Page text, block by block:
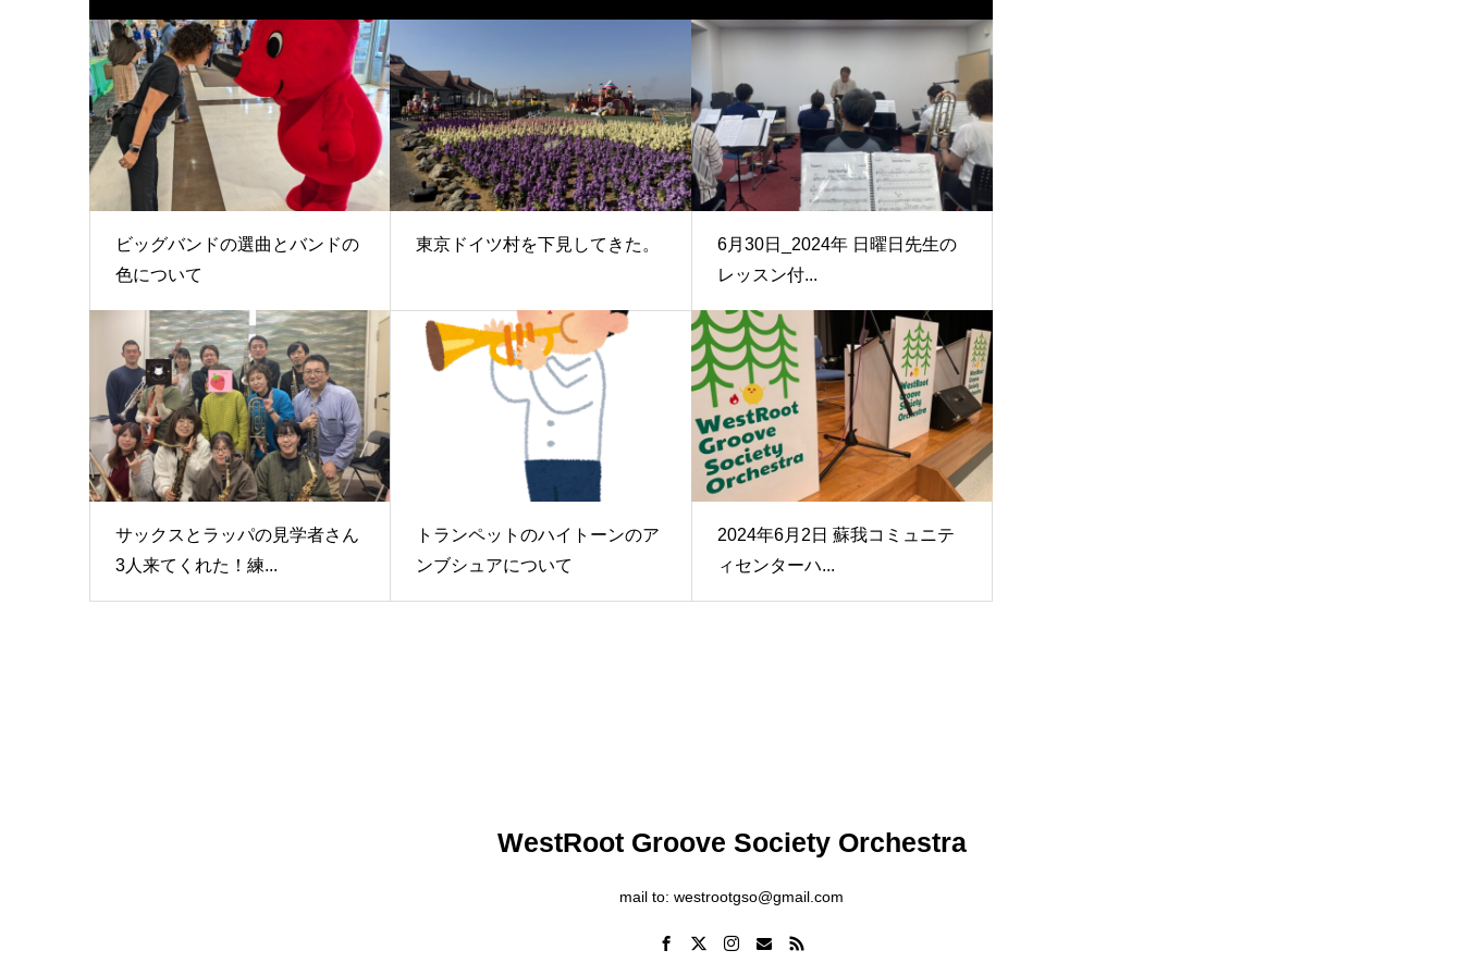
ビッグバンドの選曲とバンドの
色について
東京ドイツ村を下見してきた。
6月30日_2024年 日曜日先生の
レッスン付...
サックスとラッパの見学者さん
3人来てくれた！練...
トランペットのハイトーンのア
ンブシュアについて
2024年6月2日 蘇我コミュニテ
ィセンターハ...
WestRoot Groove Society Orchestra
mail to: westrootgso@gmail.com